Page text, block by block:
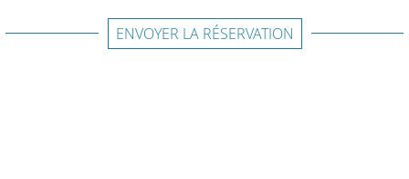
ENVOYER LA RÉSERVATION